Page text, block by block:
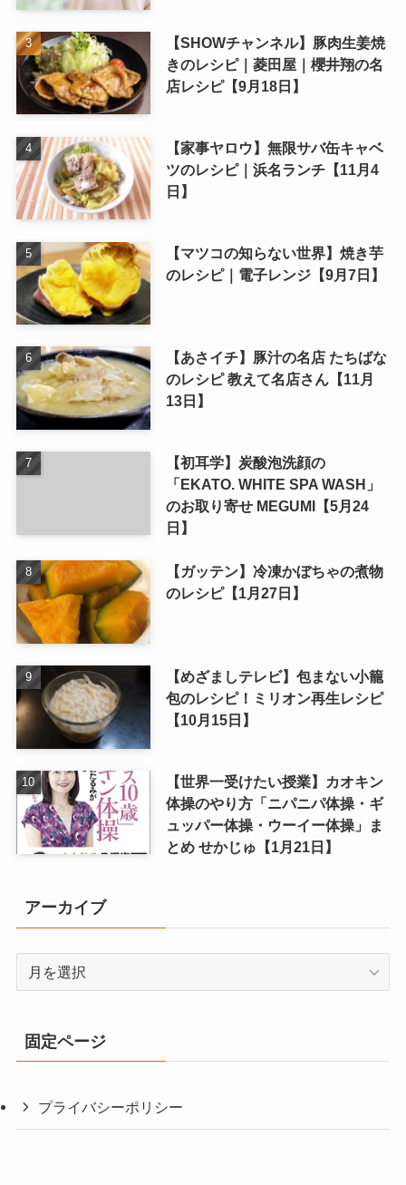
【SHOWチャンネル】豚肉生姜焼
きのレシピ｜菱田屋｜櫻井翔の名
店レシピ【9月18日】
【家事ヤロウ】無限サバ缶キャベ
ツのレシピ｜浜名ランチ【11月4
日】
【マツコの知らない世界】焼き芋
のレシピ｜電子レンジ【9月7日】
【あさイチ】豚汁の名店 たちばな
のレシピ 教えて名店さん【11月
13日】
【初耳学】炭酸泡洗顔の
「EKATO. WHITE SPA WASH」
のお取り寄せ MEGUMI【5月24
日】
【ガッテン】冷凍かぼちゃの煮物
のレシピ【1月27日】
【めざましテレビ】包まない小籠
包のレシピ！ミリオン再生レシピ
【10月15日】
【世界一受けたい授業】カオキン
体操のやり方「ニパニパ体操・ギ
ュッパー体操・ウーイー体操」ま
とめ せかじゅ【1月21日】
アーカイブ
イ
ブ
固定ページ
プライバシーポリシー